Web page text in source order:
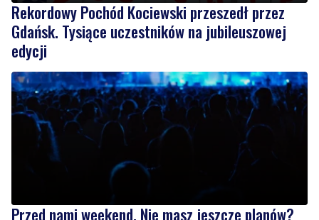
Rekordowy Pochód Kociewski przeszedł przez
Gdańsk. Tysiące uczestników na jubileuszowej
edycji
Przed nami weekend. Nie masz jeszcze planów?